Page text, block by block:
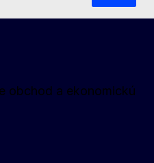
obchod a ekonomickú